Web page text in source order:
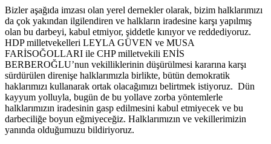
Bizler aşağıda imzası olan yerel dernekler olarak, bizim halklarımızı
da çok yakından ilgilendiren ve halkların iradesine karşı yapılmış
olan bu darbeyi, kabul etmiyor, şiddetle kınıyor ve reddediyoruz.
HDP milletvekelleri LEYLA GÜVEN ve MUSA
FARİSOĞOLLARI ile CHP milletvekili ENİS
BERBEROĞLU’nun vekilliklerinin düşürülmesi kararına karşı
sürdürülen direnişe halklarımızla birlikte, bütün demokratik
haklarımızı kullanarak ortak olacağımızı belirtmek istiyoruz. Dün
kayyum yolluyla, bugün de bu yollave zorba yöntemlerle
halklarımızın iradesinin gasp edilmesini kabul etmiyecek ve bu
darbeciliğe boyun eğmiyeceğiz. Halklarımızın ve vekillerimizin
yanında olduğumuzu bildiriyoruz.